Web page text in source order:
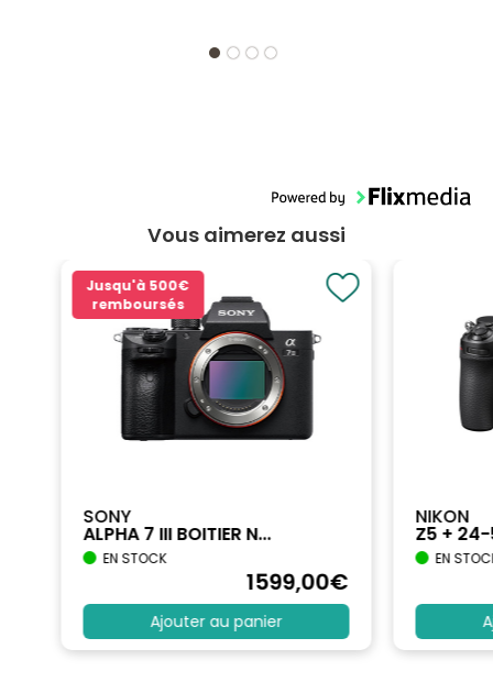
Vous aimerez aussi
Jusqu'à 500€
remboursés
SONY
ALPHA 7 III BOITIER N...
EN STOCK
1599,00€
Ajouter au panier
NIKON
Z5 +
EN